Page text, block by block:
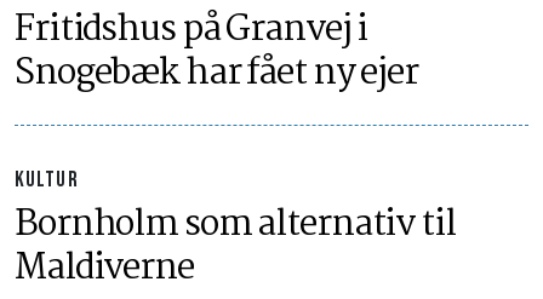
Fritidshus på Granvej i
Snogebæk har fået ny ejer
KULTUR
Bornholm som alternativ til
Maldiverne